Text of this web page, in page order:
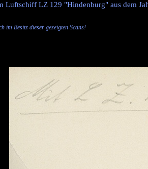
Luftschiff LZ 129 "Hindenburg" aus dem
im Besitz dieser gezeigten Scans!